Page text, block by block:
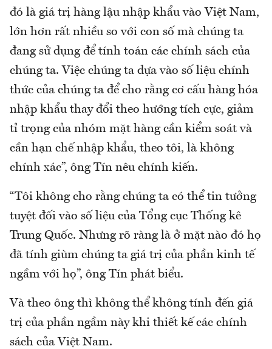
đó là giá trị hàng lậu nhập khẩu vào Việt Nam,
lớn hơn rất nhiều so với con số mà chúng ta
đang sử dụng để tính toán các chính sách của
chúng ta. Việc chúng ta dựa vào số liệu chính
thức của chúng ta để cho rằng cơ cấu hàng hóa
nhập khẩu thay đổi theo hướng tích cực, giảm
tỉ trọng của nhóm mặt hàng cần kiểm soát và
cần hạn chế nhập khẩu, theo tôi, là không
chính xác”, ông Tín nêu chính kiến.
“Tôi không cho rằng chúng ta có thể tin tưởng
tuyệt đối vào số liệu của Tổng cục Thống kê
Trung Quốc. Nhưng rõ ràng là ở mặt nào đó họ
đã tính giùm chúng ta giá trị của phần kinh tế
ngầm với họ”, ông Tín phát biểu.
Và theo ông thì không thể không tính đến giá
trị của phần ngầm này khi thiết kế các chính
sách của Việt Nam.